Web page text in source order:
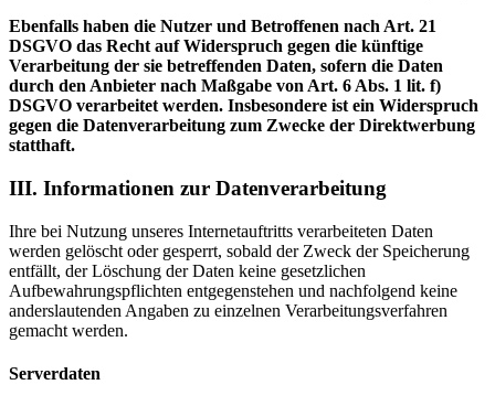
Ebenfalls haben die Nutzer und Betroffenen nach Art. 21
DSGVO das Recht auf Widerspruch gegen die künftige
Verarbeitung der sie betreffenden Daten, sofern die Daten
durch den Anbieter nach Maßgabe von Art. 6 Abs. 1 lit. f)
DSGVO verarbeitet werden. Insbesondere ist ein Widerspruch
gegen die Datenverarbeitung zum Zwecke der Direktwerbung
statthaft.
III. Informationen zur Datenverarbeitung
Ihre bei Nutzung unseres Internetauftritts verarbeiteten Daten
werden gelöscht oder gesperrt, sobald der Zweck der Speicherung
entfällt, der Löschung der Daten keine gesetzlichen
Aufbewahrungspflichten entgegenstehen und nachfolgend keine
anderslautenden Angaben zu einzelnen Verarbeitungsverfahren
gemacht werden.
Serverdaten